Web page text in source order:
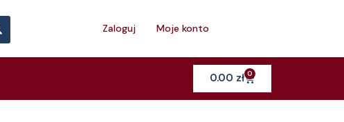
Search
Zaloguj Moje konto
0.00 zł 0Cart